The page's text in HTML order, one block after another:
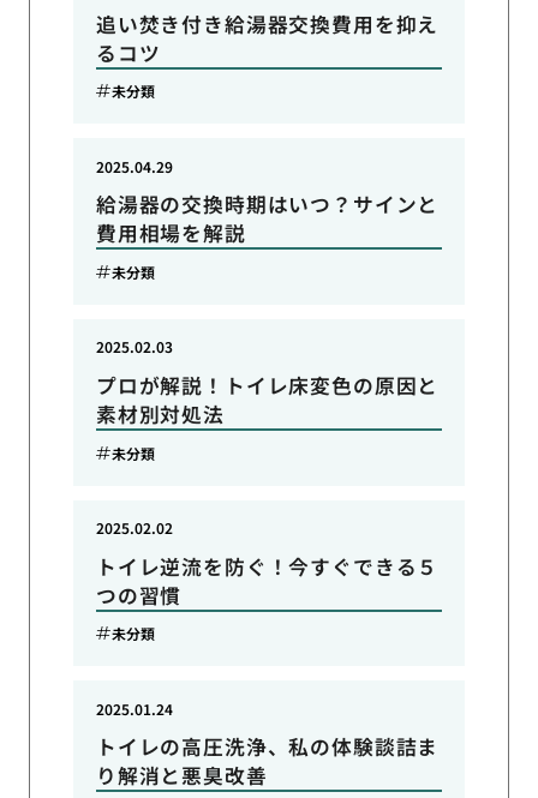
追い焚き付き給湯器交換費用を抑え
るコツ
未分類
給湯器の交換時期はいつ？サインと
費用相場を解説
2025.04.29
未分類
プロが解説！トイレ床変色の原因と
素材別対処法
2025.02.03
未分類
トイレ逆流を防ぐ！今すぐできる５
つの習慣
2025.02.02
未分類
トイレの高圧洗浄、私の体験談詰ま
り解消と悪臭改善
2025.01.24